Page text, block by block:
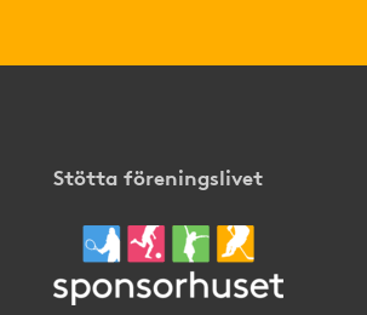
Stötta föreningslivet